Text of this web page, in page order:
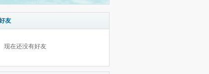
友
现在还没有好友